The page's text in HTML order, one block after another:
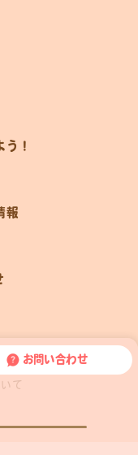
！
報
て
お問い合わせ